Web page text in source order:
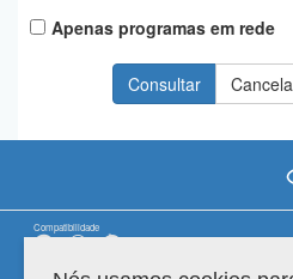
Apenas programas em rede
Compatibilidade
Versão do sistema: 3.88.9 Copyright